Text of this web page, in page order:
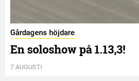
Gårdagens höjdare
En soloshow på 1.13,3!
7 AUGUSTI